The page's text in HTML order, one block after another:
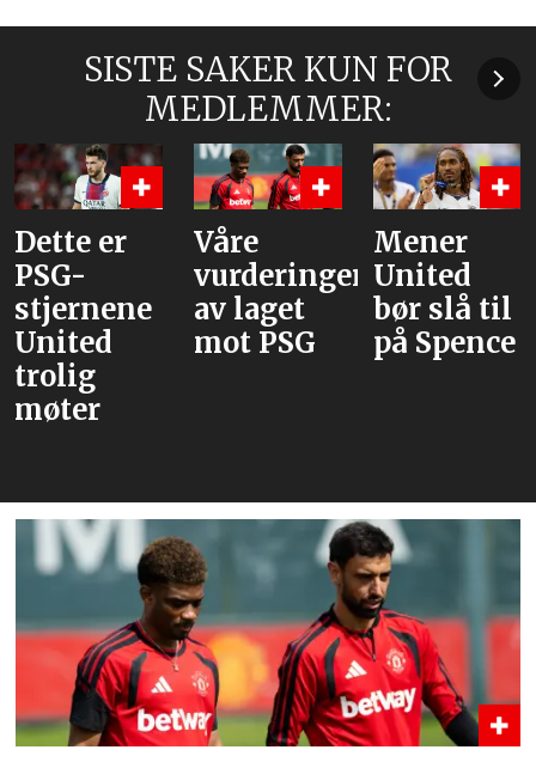
SISTE SAKER KUN FOR
MEDLEMMER:
Våre
vurderinger
av laget
mot PSG
Mener
United
bør slå til
på Spence
Flere
Rodri
velger